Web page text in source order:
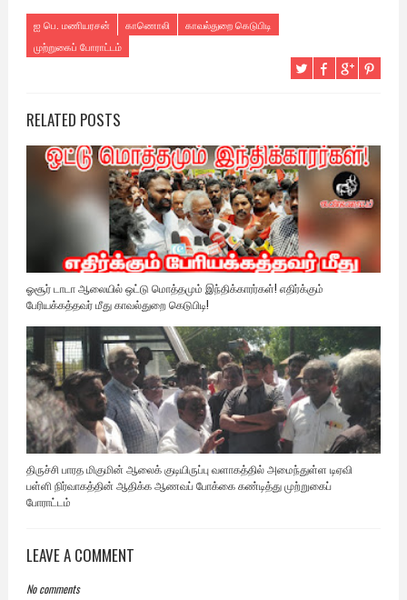
ஐ பெ. மணியரசன் காணொலி
காவல்துறை கெடுபிடி
முற்றுகைப் போராட்டம்
RELATED POSTS
ஓசூர் டாடா ஆலையில் ஒட்டு மொத்தமும் இந்திக்காரர்கள்! எதிர்க்கும்
பேரியக்கத்தவர் மீது காவல்துறை கெடுபிடி!
திருச்சி பாரத மிகுமின் ஆலைக் குடியிருப்பு வளாகத்தில் அமைந்துள்ள டிஏவி
பள்ளி நிர்வாகத்தின் ஆதிக்க ஆணவப் போக்கை கண்டித்து முற்றுகைப்
போராட்டம்
LEAVE A COMMENT
No comments